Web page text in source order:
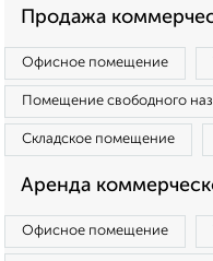
Продажа
Офисное помещение
Помещение свободного
Складское помещение
Аренда
Офисное помещение